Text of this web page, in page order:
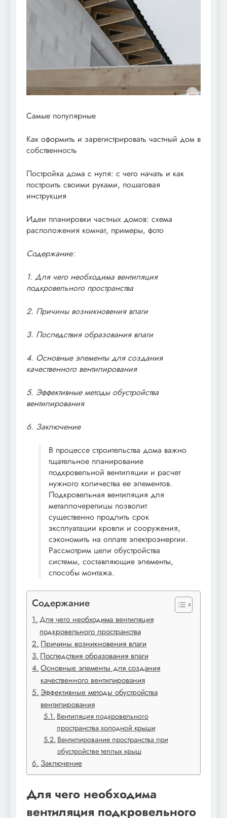
Самые популярные
Как оформить и зарегистрировать частный дом в
собственность
Постройка дома с нуля: с чего начать и как
построить своими руками, пошаговая
инструкция
Идеи планировки частных домов: схема
расположения комнат, примеры, фото
Содержание:
1. Для чего необходима вентиляция
подкровельного пространства
2. Причины возникновения влаги
3. Последствия образования влаги
4. Основные элементы для создания
качественного вентилирования
5. Эффективные методы обустройства
вентилирования
6. Заключение
В процессе строительства дома важно
тщательное планирование
подкровельной вентиляции и расчет
нужного количества ее элементов.
Подкровельная вентиляция для
металлочерепицы позволит
существенно продлить срок
эксплуатации кровли и сооружения,
сэкономить на оплате электроэнергии.
Рассмотрим цели обустройства
системы, составляющие элементы,
способы монтажа.
Содержание
Для чего необходима вентиляция
подкровельного пространства
Причины возникновения влаги
Последствия образования влаги
Основные элементы для создания
качественного вентилирования
Эффективные методы обустройства
вентилирования
Вентиляция подкровельного
пространства холодной крыши
Вентилирование пространства при
обустройстве теплых крыш
Заключение
Для чего необходима
вентиляция подкровельного